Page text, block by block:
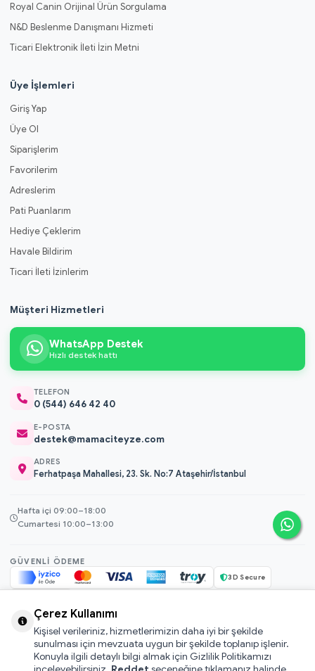
Royal Canin Orijinal Ürün Sorgulama
N&D Beslenme Danışmanı Hizmeti
Ticari Elektronik İleti İzin Metni
Üye İşlemleri
Giriş Yap
Üye Ol
Siparişlerim
Favorilerim
Adreslerim
Pati Puanlarım
Hediye Çeklerim
Havale Bildirim
Ticari İleti İzinlerim
Müşteri Hizmetleri
WhatsApp Destek
Hızlı destek hattı
TELEFON
0 (544) 646 42 40
E-POSTA
destek@mamaciteyze.com
ADRES
Ferhatpaşa Mahallesi, 23. Sk. No:7 Ataşehir/İstanbul
Hafta içi 09:00–18:00
Cumartesi 10:00–13:00
GÜVENLI ÖDEME
3D Secure
© 2026 Mamacı Teyze · Nurşen ve ekibi ile birlikte ile hazırlandı.
Mesafeli Satış Sözleşmesi
Çerez Kullanımı
Kişisel verileriniz, hizmetlerimizin daha iyi bir şekilde
sunulması için mevzuata uygun bir şekilde toplanıp işlenir.
Konuyla ilgili detaylı bilgi almak için Gizlilik Politikamızı